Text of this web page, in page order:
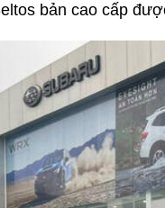
bản cao cấp